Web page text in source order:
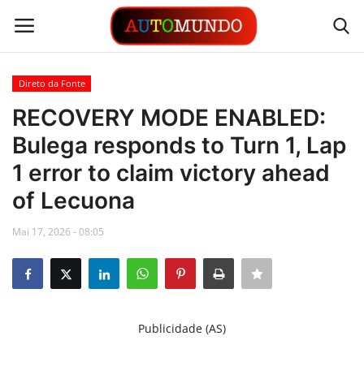
Login
Contato
Links
Busca Direta
Automóveis
Direto da Fonte
RECOVERY MODE ENABLED:
Bulega responds to Turn 1, Lap
1 error to claim victory ahead
of Lecuona
Mai 17, 2026 - 08:05
Publicidade (AS)